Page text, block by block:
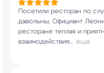
Посетили ресторан по
давольны. Официант
ресторане теплая и
взаимодействия... еще